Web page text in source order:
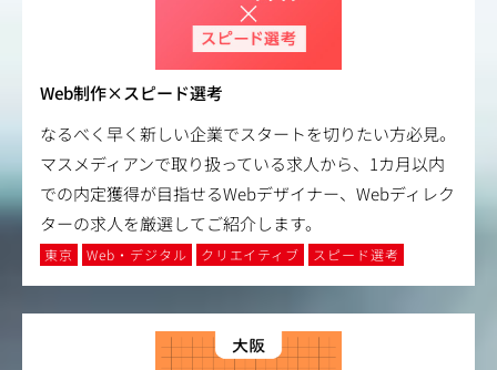
Web制作×スピード選考
なるべく早く新しい企業でスタートを切りたい方必見。
マスメディアンで取り扱っている求人から、1カ月以内
での内定獲得が目指せるWebデザイナー、Webディレク
ターの求人を厳選してご紹介します。
東京 Web・デジタル クリエイティブ スピード選考